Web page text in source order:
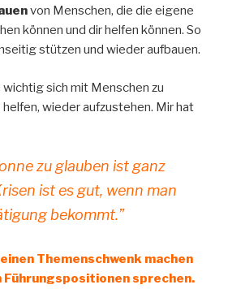
von Menschen, die die eigene
können und dir helfen können. So
stützen und wieder aufbauen.
sich mit Menschen zu
wieder aufzustehen. Mir hat
zu glauben ist ganz
ist es gut, wenn man
bekommt.”
Themenschwenk machen
Führungspositionen sprechen.